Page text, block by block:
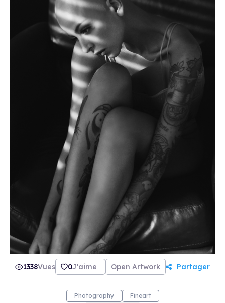
1338Vues 0J'aime Open Artwork Partager
Photography Fineart